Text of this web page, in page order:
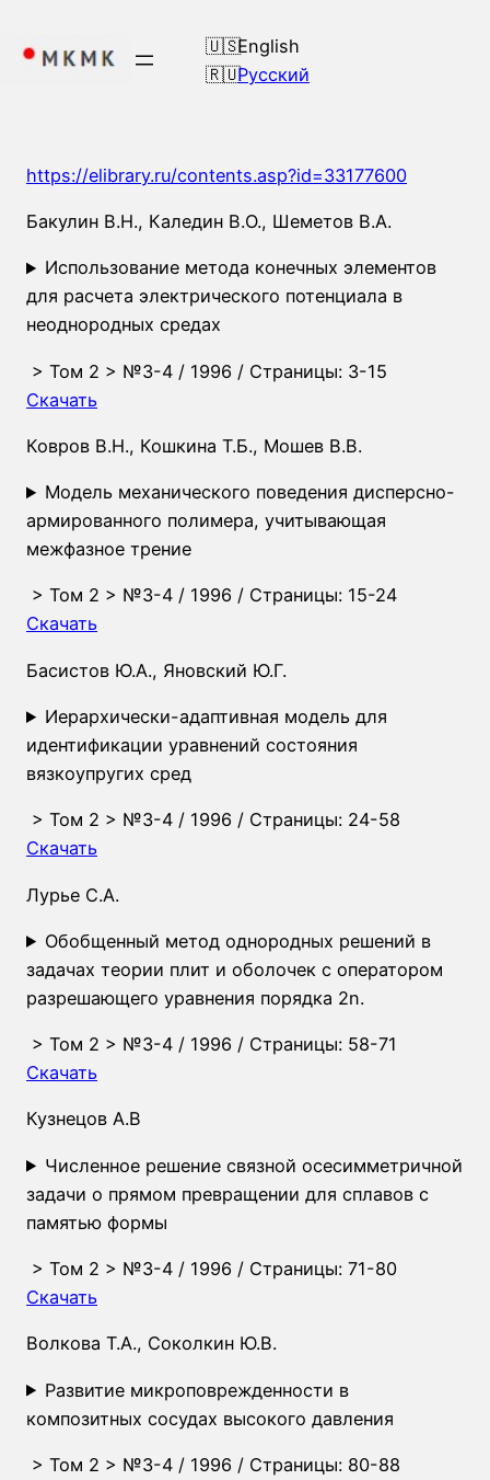
содержимому
English
Русский
https://elibrary.ru/contents.asp?id=33177600
Бакулин В.Н., Каледин В.О., Шеметов В.А.
Использование метода конечных элементов
для расчета электрического потенциала в
неоднородных средах
> Том 2 > №3-4 / 1996 / Страницы: 3-15
Скачать
Ковров В.Н., Кошкина Т.Б., Мошев В.В.
Модель механического поведения дисперсно-
армированного полимера, учитывающая
межфазное трение
> Том 2 > №3-4 / 1996 / Страницы: 15-24
Скачать
Басистов Ю.А., Яновский Ю.Г.
Иерархически-адаптивная модель для
идентификации уравнений состояния
вязкоупругих сред
> Том 2 > №3-4 / 1996 / Страницы: 24-58
Скачать
Лурье С.А.
Обобщенный метод однородных решений в
задачах теории плит и оболочек с оператором
разрешающего уравнения порядка 2n.
> Том 2 > №3-4 / 1996 / Страницы: 58-71
Скачать
Кузнецов А.В
Численное решение связной осесимметричной
задачи о прямом превращении для сплавов с
памятью формы
> Том 2 > №3-4 / 1996 / Страницы: 71-80
Скачать
Волкова Т.А., Соколкин Ю.В.
Развитие микроповрежденности в
композитных сосудах высокого давления
> Том 2 > №3-4 / 1996 / Страницы: 80-88